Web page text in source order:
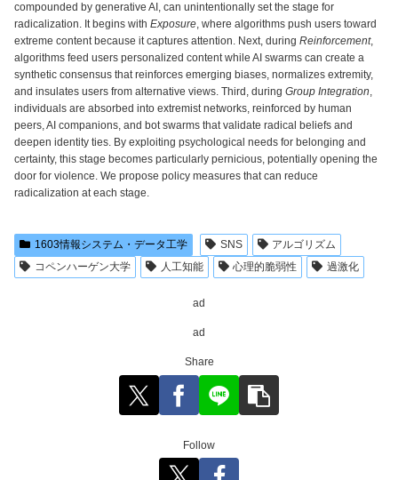
compounded by generative AI, can unintentionally set the stage for
radicalization. It begins with Exposure, where algorithms push users toward
extreme content because it captures attention. Next, during Reinforcement,
algorithms feed users personalized content while AI swarms can create a
synthetic consensus that reinforces emerging biases, normalizes extremity,
and insulates users from alternative views. Third, during Group Integration,
individuals are absorbed into extremist networks, reinforced by human
peers, AI companions, and bot swarms that validate radical beliefs and
deepen identity ties. By exploiting psychological needs for belonging and
certainty, this stage becomes particularly pernicious, potentially opening the
door for violence. We propose policy measures that can reduce
radicalization at each stage.
1603情報システム・データ工学 SNS
アルゴリズム
コペンハーゲン大学
人工知能 心理的脆弱性 過激化
ad
ad
Share
Follow